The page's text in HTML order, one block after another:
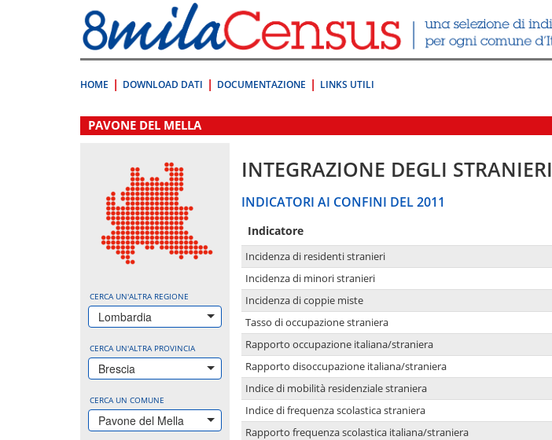
direttamente
a:
Contenuto
HOME DOWNLOAD DATI DOCUMENTAZIONE LINKS UTILI
.
PAVONE DEL MELLA
CERCA UN'ALTRA REGIONE
Lombardia
CERCA UN'ALTRA PROVINCIA
Brescia
CERCA UN COMUNE
Pavone del Mella
INTEGRAZIONE DEGLI STRANIERI
INDICATORI AI CONFINI DEL 2011
Indicatore
Incidenza di residenti stranieri
Incidenza di minori stranieri
Incidenza di coppie miste
Tasso di occupazione straniera
Rapporto occupazione italiana/straniera
Rapporto disoccupazione italiana/straniera
Indice di mobilità residenziale straniera
Indice di frequenza scolastica straniera
Rapporto frequenza scolastica italiana/straniera